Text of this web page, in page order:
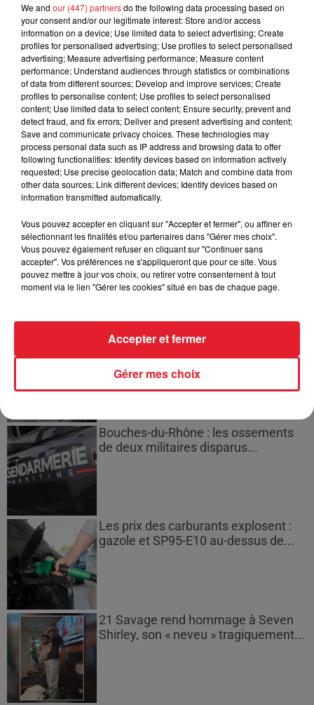
LES DERNIÈRES NEWS Voir plus
Jay-Z se bat contre la grand-mère
d'un homme prétendant être son fils
Cassie met fin à une ex-escorte
masculine dans sa bataille...
Des vitres tombent de la tour
Montparnasse : des désaccords
entre...
Incendies en Gironde : encore
l'extinction...
Bouches-du-Rhône : les ossements
de deux militaires disparus...
Les prix des carburants explosent :
gazole et SP95-E10 au-dessus de...
21 Savage rend hommage à Seven
Shirley, son « neveu » tragiquement...
We and our (447) partnersdo the following data processing based on
your consent and/or our legitimate interest: Store and/or access
information on a device; Use limited data to select advertising; Create
profiles for personalised advertising; Use profiles to select personalised
advertising; Measure advertising performance; Measure content
performance; Understand audiences through statistics or combinations
of data from different sources; Develop and improve services; Create
profiles to personalise content; Use profiles to select personalised
content; Use limited data to select content; Ensure security, prevent and
detect fraud, and fix errors; Deliver and present advertising and content;
Save and communicate privacy choices. These technologies may
process personal data such as IP address and browsing data to offer
following functionalities: Identify devices based on information actively
requested; Use precise geolocation data; Match and combine data from
other data sources; Link different devices; Identify devices based on
information transmitted automatically.
Vous pouvez accepter en cliquant sur "Accepter et fermer", ou affiner en
sélectionnant les finalités et/ou partenaires dans "Gérer mes choix".
Vous pouvez également refuser en cliquant sur "Continuer sans
accepter". Vos préférences ne s'appliqueront que pour ce site. Vous
pouvez mettre à jour vos choix, ou retirer votre consentement à tout
moment via le lien "Gérer les cookies" situé en bas de chaque page.
Gérer mes choix
Accepter et fermer